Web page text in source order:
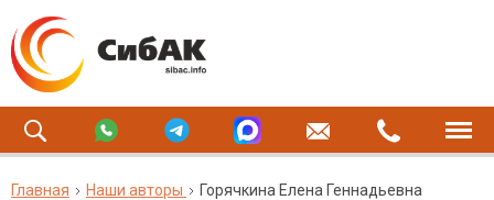
Главная Наши авторы Горячкина Елена Геннадьевна